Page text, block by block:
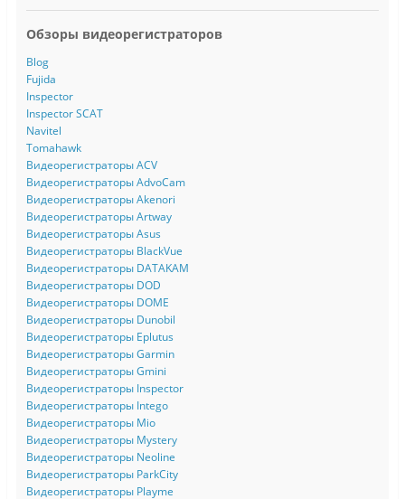
Обзоры видеорегистраторов
Blog
Fujida
Inspector
Inspector SCAT
Navitel
Tomahawk
Видеорегистраторы ACV
Видеорегистраторы AdvoCam
Видеорегистраторы Akenori
Видеорегистраторы Artway
Видеорегистраторы Asus
Видеорегистраторы BlackVue
Видеорегистраторы DATAKAM
Видеорегистраторы DOD
Видеорегистраторы DOME
Видеорегистраторы Dunobil
Видеорегистраторы Eplutus
Видеорегистраторы Garmin
Видеорегистраторы Gmini
Видеорегистраторы Inspector
Видеорегистраторы Intego
Видеорегистраторы Mio
Видеорегистраторы Mystery
Видеорегистраторы Neoline
Видеорегистраторы ParkCity
Видеорегистраторы Playme